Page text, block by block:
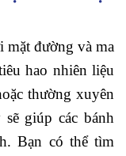
mặt đường và ma
hao nhiên liệu
thường xuyên
giúp các bánh
Bạn có thể tìm